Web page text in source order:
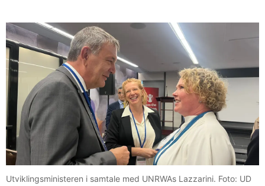
Utviklingsministeren i samtale med UNRWAs Lazzarini. Foto: UD